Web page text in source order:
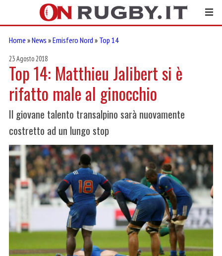
Home »News »Emisfero Nord » Top 14
23 Agosto 2018
Top 14: Matthieu Jalibert si è
rifatto male al ginocchio
Il giovane talento transalpino sarà nuovamente
costretto ad un lungo stop